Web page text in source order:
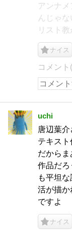
アンナ
んじゃ
リスト
ナイス
コメント
uchi
唐辺葉
テキスト
だから
作品だろ
も平坦
活が描か
ですよ
ナイス